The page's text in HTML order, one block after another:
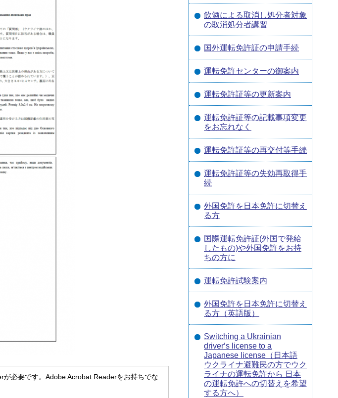
必要です。Adobe Acrobat Readerをお持ちでな
飲酒による取消し処分者対象
の取消処分者講習
国外運転免許証の申請手続
運転免許センターの御案内
運転免許証等の更新案内
運転免許証等の記載事項変更
をお忘れなく
運転免許証等の再交付等手続
運転免許証等の失効再取得手
続
外国免許を日本免許に切替え
る方
国際運転免許証(外国で発給
したもの)や外国免許をお持
ちの方に
運転免許試験案内
外国免許を日本免許に切替え
る方（英語版）
Switching a Ukrainian
driver‘s license to a
Japanese license（日本語
ウクライナ避難民の方でウク
ライナの運転免許から 日本
の運転免許への切替えを希望
する方へ）